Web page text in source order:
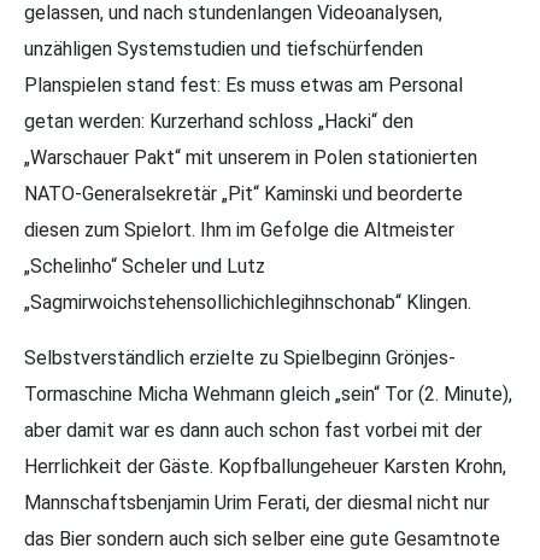
gelassen, und nach stundenlangen Videoanalysen,
unzähligen Systemstudien und tiefschürfenden
Planspielen stand fest: Es muss etwas am Personal
getan werden: Kurzerhand schloss „Hacki“ den
„Warschauer Pakt“ mit unserem in Polen stationierten
NATO-Generalsekretär „Pit“ Kaminski und beorderte
diesen zum Spielort. Ihm im Gefolge die Altmeister
„Schelinho“ Scheler und Lutz
„Sagmirwoichstehensollichichlegihnschonab“ Klingen.
Selbstverständlich erzielte zu Spielbeginn Grönjes-
Tormaschine Micha Wehmann gleich „sein“ Tor (2. Minute),
aber damit war es dann auch schon fast vorbei mit der
Herrlichkeit der Gäste. Kopfballungeheuer Karsten Krohn,
Mannschaftsbenjamin Urim Ferati, der diesmal nicht nur
das Bier sondern auch sich selber eine gute Gesamtnote